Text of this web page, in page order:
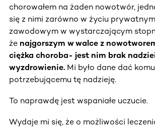
chorowałem na żaden nowotwór,
się z nimi zarówno w życiu
zawodowym w wystarczającym
że najgorszym w walce z
ciężka choroba- jest nim brak
wyzdrowienie. Mi było dane dać
potrzebującemu tę nadzieję.
To naprawdę jest wspaniałe uczucie.
Wydaje mi się, że o możliwości